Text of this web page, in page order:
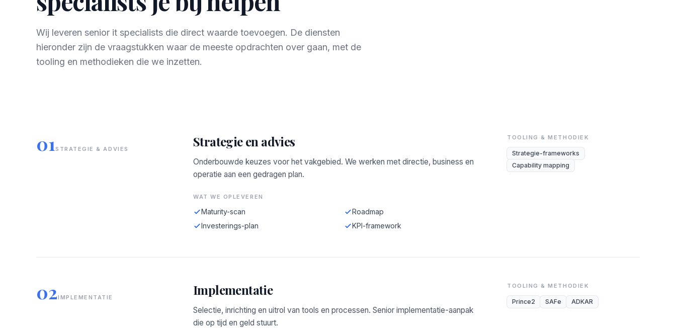
Wij leveren senior it specialists die direct waarde toevoegen. De diensten
hieronder zijn de vraagstukken waar de meeste opdrachten over gaan, met de
tooling en methodieken die we inzetten.
01 STRATEGIE & ADVIES Strategie en advies
Onderbouwde keuzes voor het vakgebied. We werken met directie, business en
operatie aan een gedragen plan.
WAT WE OPLEVEREN
Maturity-scan
Roadmap
Investerings-plan
KPI-framework
TOOLING & METHODIEK
Strategie-frameworks
Capability mapping
02IMPLEMENTATIE Implementatie
Selectie, inrichting en uitrol van tools en processen. Senior implementatie-aanpak
die op tijd en geld stuurt.
TOOLING & METHODIEK
Prince2 SAFe ADKAR